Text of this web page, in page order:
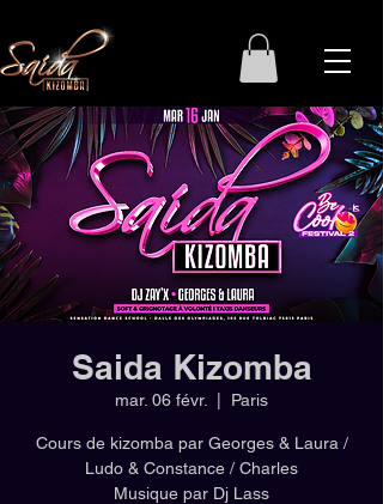
Saida Kizomba
mar. 06 févr. Paris
Cours de kizomba par Georges & Laura /
Ludo & Constance / Charles
Musique par Dj Lass